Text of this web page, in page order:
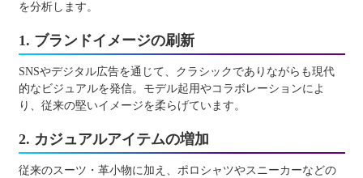
を分析します。
1. ブランドイメージの刷新
SNSやデジタル広告を通じて、クラシックでありながらも現代
的なビジュアルを発信。モデル起用やコラボレーションによ
り、従来の堅いイメージを柔らげています。
2. カジュアルアイテムの増加
従来のスーツ・革小物に加え、ポロシャツやスニーカーなどの